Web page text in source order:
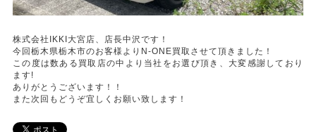
株式会社IKKI大宮店、店長中沢です！
今回栃木県栃木市のお客様よりN-ONE買取させて頂きました！
この度は数ある買取店の中より当社をお選び頂き、大変感謝しており
ます!
ありがとうございます！！
また次回もどうぞ宜しくお願い致します！